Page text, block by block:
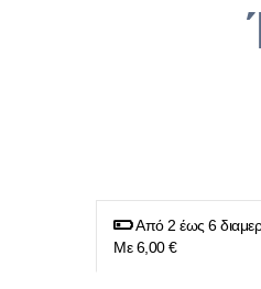
Από 2 έως 6
Με 6,00 €